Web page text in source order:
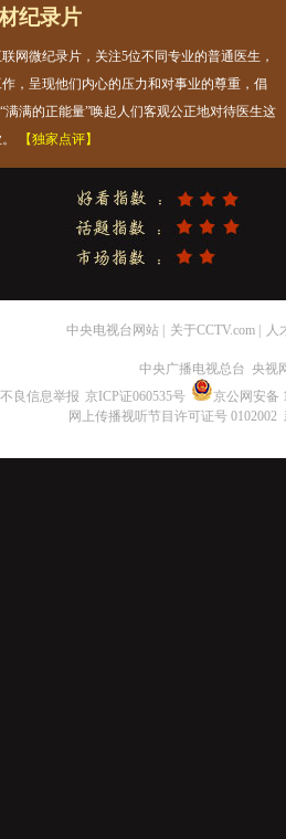
纪录片
网微纪录片，关注5位不同专业的普通医生，
，呈现他们内心的压力和对事业的尊重，倡
满满的正能量”唤起人们客观公正地对待医生这
【独家点评】
中央电视台网站 关于CCTV.com 人
中央广播电视总台 央视
良信息举报 京ICP证060535号
京公网安备
网上传播视听节目许可证号 0102002